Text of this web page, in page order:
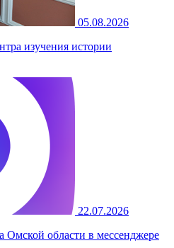
05.08.2026
изучения истории
22.07.2026
Омской области в мессенджере